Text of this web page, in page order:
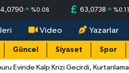
%0.08 63,0738 %0.11
Video Yazarlar
Güncel Siyaset Spor
Evinde Kalp Krizi Geçirdi, Kurtarılamadı